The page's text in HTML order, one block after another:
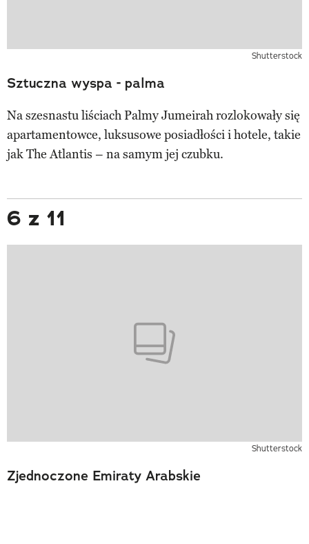
Shutterstock
Sztuczna wyspa - palma
Na szesnastu liściach Palmy Jumeirah rozlokowały się
apartamentowce, luksusowe posiadłości i hotele, takie
jak The Atlantis – na samym jej czubku.
6 z 11
Shutterstock
Zjednoczone Emiraty Arabskie